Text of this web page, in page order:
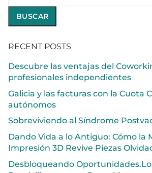
BUSCAR
RECENT POSTS
Descubre las ventajas del
profesionales independientes
Galicia y las facturas con la Cuota
autónomos
Sobreviviendo al Síndrome
Dando Vida a lo Antiguo: Cómo la
Impresión 3D Revive Piezas
Desbloqueando